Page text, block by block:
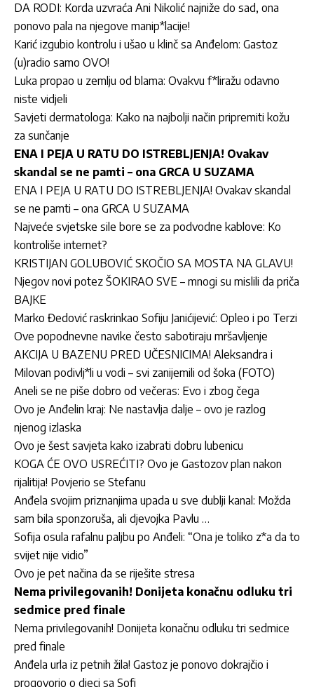
DA RODI: Korda uzvraća Ani Nikolić najniže do sad, ona
ponovo pala na njegove manip*lacije!
Karić izgubio kontrolu i ušao u klinč sa Anđelom: Gastoz
(u)radio samo OVO!
Luka propao u zemlju od blama: Ovakvu f*liražu odavno
niste vidjeli
Savjeti dermatologa: Kako na najbolji način pripremiti kožu
za sunčanje
ENA I PEJA U RATU DO ISTREBLJENJA! Ovakav
skandal se ne pamti – ona GRCA U SUZAMA
ENA I PEJA U RATU DO ISTREBLJENJA! Ovakav skandal
se ne pamti – ona GRCA U SUZAMA
Najveće svjetske sile bore se za podvodne kablove: Ko
kontroliše internet?
KRISTIJAN GOLUBOVIĆ SKOČIO SA MOSTA NA GLAVU!
Njegov novi potez ŠOKIRAO SVE – mnogi su mislili da priča
BAJKE
Marko Đedović raskrinkao Sofiju Janićijević: Opleo i po Terzi
Ove popodnevne navike često sabotiraju mršavljenje
AKCIJA U BAZENU PRED UČESNICIMA! Aleksandra i
Milovan podivlj*li u vodi – svi zanijemili od šoka (FOTO)
Aneli se ne piše dobro od večeras: Evo i zbog čega
Ovo je Anđelin kraj: Ne nastavlja dalje – ovo je razlog
njenog izlaska
Ovo je šest savjeta kako izabrati dobru lubenicu
KOGA ĆE OVO USREĆITI? Ovo je Gastozov plan nakon
rijalitija! Povjerio se Stefanu
Anđela svojim priznanjima upada u sve dublji kanal: Možda
sam bila sponzoruša, ali djevojka Pavlu …
Sofija osula rafalnu paljbu po Anđeli: “Ona je toliko z*a da to
svijet nije vidio”
Ovo je pet načina da se riješite stresa
Nema privilegovanih! Donijeta konačnu odluku tri
sedmice pred finale
Nema privilegovanih! Donijeta konačnu odluku tri sedmice
pred finale
Anđela urla iz petnih žila! Gastoz je ponovo dokrajčio i
progovorio o djeci sa Sofi